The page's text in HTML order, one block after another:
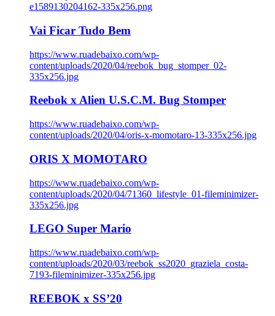
e1589130204162-335x256.png
Vai Ficar Tudo Bem
https://www.ruadebaixo.com/wp-
content/uploads/2020/04/reebok_bug_stomper_02-
335x256.jpg
Reebok x Alien U.S.C.M. Bug Stomper
https://www.ruadebaixo.com/wp-
content/uploads/2020/04/oris-x-momotaro-13-335x256.jpg
ORIS X MOMOTARO
https://www.ruadebaixo.com/wp-
content/uploads/2020/04/71360_lifestyle_01-fileminimizer-
335x256.jpg
LEGO Super Mario
https://www.ruadebaixo.com/wp-
content/uploads/2020/03/reebok_ss2020_graziela_costa-
7193-fileminimizer-335x256.jpg
REEBOK x SS’20